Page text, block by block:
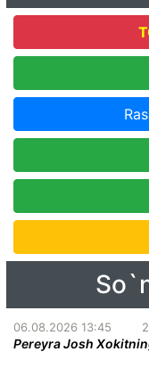
06.08.2026 13:45
Pereyra Josh